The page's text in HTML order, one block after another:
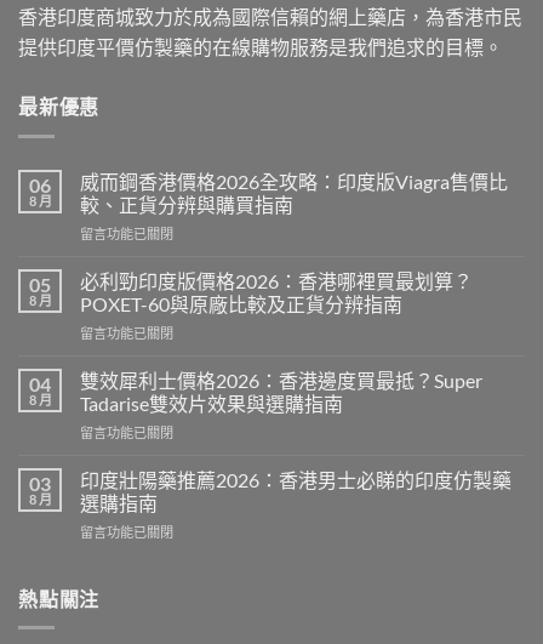
香港印度商城致力於成為國際信賴的網上藥店，為香港市民
提供印度平價仿製藥的在線購物服務是我們追求的目標。
最新優惠
06
8 月
威而鋼香港價格2026全攻略：印度版Viagra售價比
較、正貨分辨與購買指南
在
而
鋼
香
港
格
2026
攻
印
度
Viagra
比
留言功能已關閉
05
8 月
必利勁印度版價格2026：香港哪裡買最划算？
POXET-60與原廠比較及正貨分辨指南
在
利
勁
印
度
價
格
2026：
香
裡
留言功能已關閉
04
8 月
雙效犀利士價格2026：香港邊度買最抵？Super
Tadarise雙效片效果與選購指南
在
效
犀
利
士
2026：
留言功能已關閉
03
8 月
印度壯陽藥推薦2026：香港男士必睇的印度仿製藥
選購指南
在
壯
陽
留言功能已關閉
熱點關注